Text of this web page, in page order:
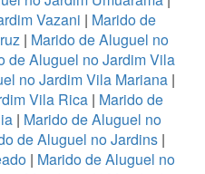
Vazani | Marido de
| Marido de Aluguel no
de Aluguel no Jardim Vila
no Jardim Vila Mariana|
Vila Rica | Marido de
| Marido de Aluguel no
de Aluguel no Jardins |
| Marido de Aluguel no